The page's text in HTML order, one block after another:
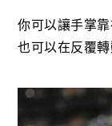
你可以讓手掌
也可以在反覆